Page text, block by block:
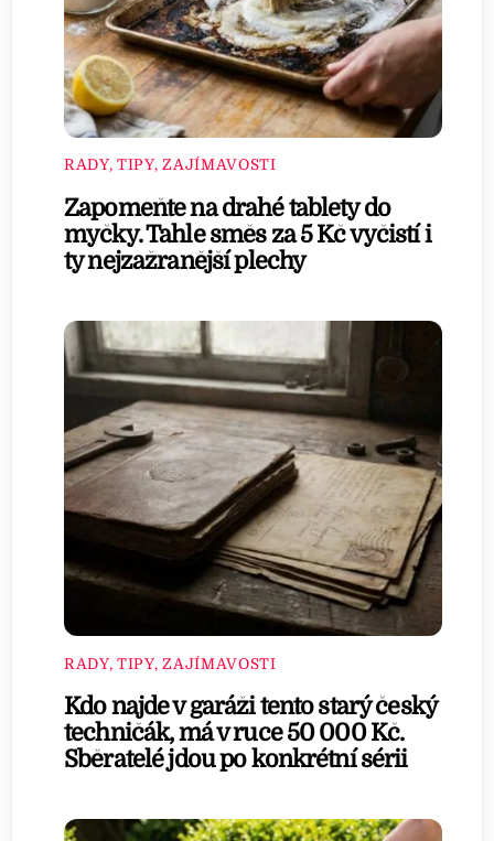
RADY, TIPY, ZAJÍMAVOSTI
Zapomeňte na drahé tablety do
myčky. Tahle směs za 5 Kč vyčistí i
ty nejzažranější plechy
RADY, TIPY, ZAJÍMAVOSTI
Kdo najde v garáži tento starý český
techničák, má v ruce 50 000 Kč.
Sběratelé jdou po konkrétní sérii